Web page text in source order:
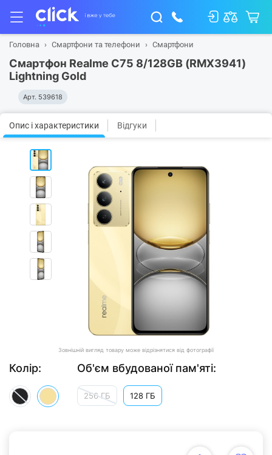
Головна Смартфони та телефони Смартфони
Смартфон Realme C75 8/128GB (RMX3941)
Lightning Gold
Арт. 539618
Опис і характеристики Відгуки
Зовнішній вигляд товару може відрізнятися від фотографії
Колір: Об'єм вбудованої пам'яті:
256 ГБ 128 ГБ